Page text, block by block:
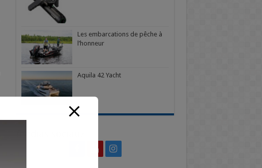
Les embarcations de pêche à
l’honneur
Aquila 42 Yacht